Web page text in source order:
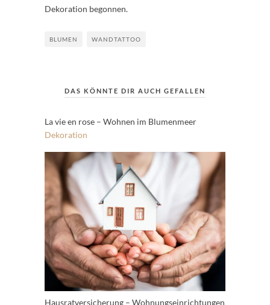
Dekoration begonnen.
BLUMEN WANDTATTOO
DAS KÖNNTE DIR AUCH GEFALLEN
La vie en rose – Wohnen im Blumenmeer
Dekoration
Hausratversicherung – Wohnungseinrichtungen